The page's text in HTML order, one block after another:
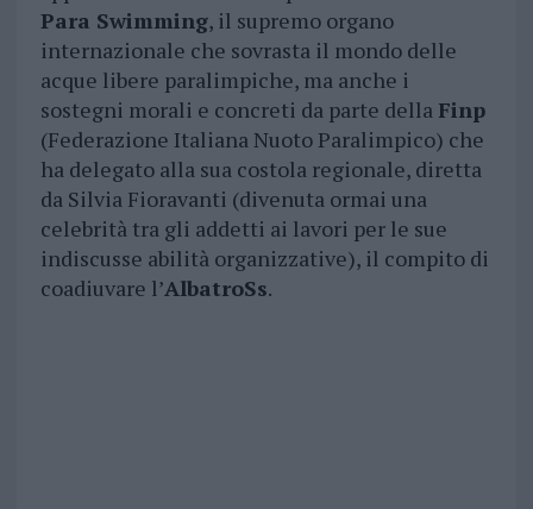
Para Swimming, il supremo organo
internazionale che sovrasta il mondo delle
acque libere paralimpiche, ma anche i
sostegni morali e concreti da parte della Finp
(Federazione Italiana Nuoto Paralimpico) che
ha delegato alla sua costola regionale, diretta
da Silvia Fioravanti (divenuta ormai una
celebrità tra gli addetti ai lavori per le sue
indiscusse abilità organizzative), il compito di
coadiuvare l’AlbatroSs.